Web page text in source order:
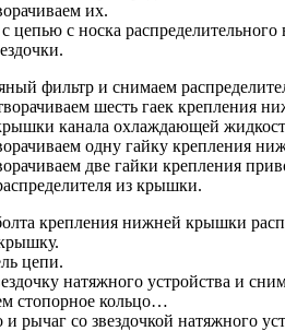
их.
цепью с носка распределительного
фильтр и снимаем
шесть гаек крепления
канала охлаждающей
одну гайку крепления
две гайки крепления
из крышки.
крепления нижней крышки
цепи.
натяжного устройства и
стопорное кольцо…
рычаг со звездочкой натяжного